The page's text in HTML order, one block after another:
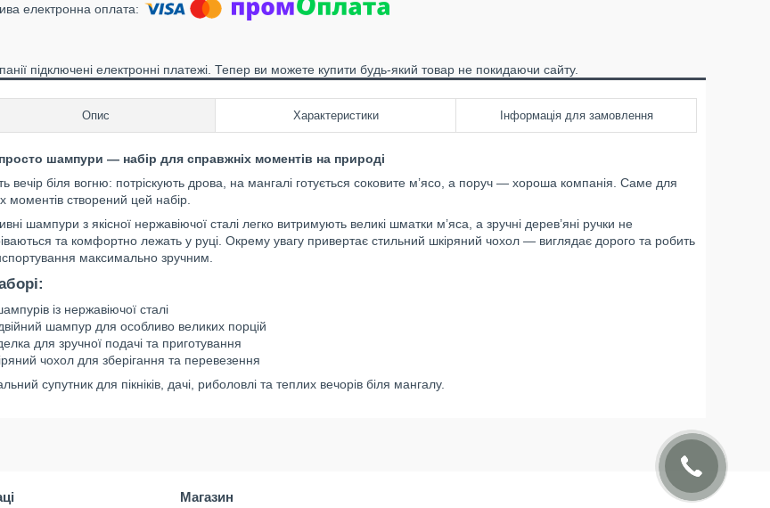
підключені електронні платежі. Тепер ви можете купити будь-який товар не покидаючи сайту.
Опис Характеристики Інформація для замовлення
шампури — набір для справжніх моментів на природі
вечір біля вогню: потріскують дрова, на мангалі готується соковите м’ясо, а поруч — хороша компанія. Саме для
моментів створений цей набір.
шампури з якісної нержавіючої сталі легко витримують великі шматки м’яса, а зручні дерев’яні ручки не
та комфортно лежать у руці. Окрему увагу привертає стильний шкіряний чохол — виглядає дорого та робить
максимально зручним.
із нержавіючої сталі
шампур для особливо великих порцій
для зручної подачі та приготування
чохол для зберігання та перевезення
супутник для пікніків, дачі, риболовлі та теплих вечорів біля мангалу.
Магазин